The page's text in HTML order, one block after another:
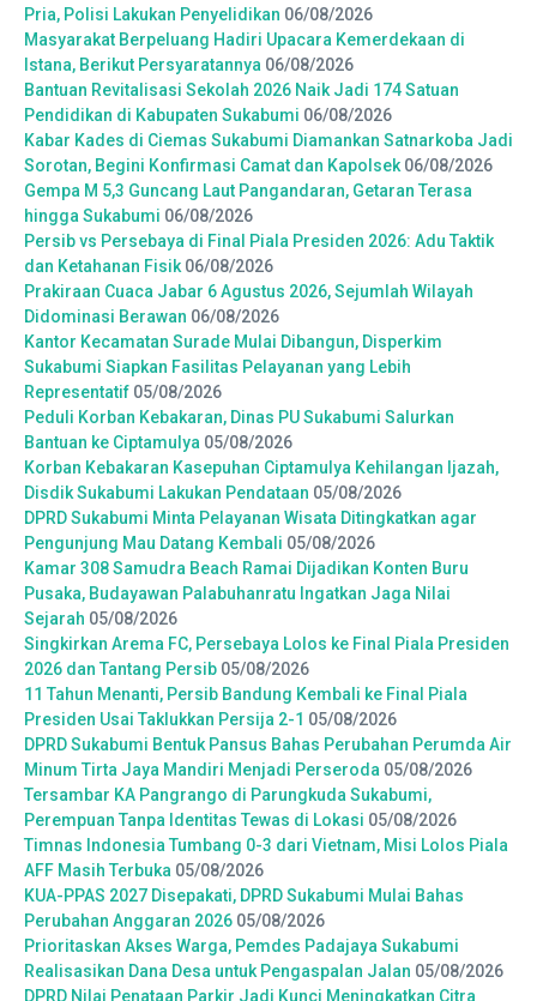
Pria, Polisi Lakukan Penyelidikan 06/08/2026
Masyarakat Berpeluang Hadiri Upacara Kemerdekaan di
Istana, Berikut Persyaratannya 06/08/2026
Bantuan Revitalisasi Sekolah 2026 Naik Jadi 174 Satuan
Pendidikan di Kabupaten Sukabumi 06/08/2026
Kabar Kades di Ciemas Sukabumi Diamankan Satnarkoba Jadi
Sorotan, Begini Konfirmasi Camat dan Kapolsek 06/08/2026
Gempa M 5,3 Guncang Laut Pangandaran, Getaran Terasa
hingga Sukabumi 06/08/2026
Persib vs Persebaya di Final Piala Presiden 2026: Adu Taktik
dan Ketahanan Fisik 06/08/2026
Prakiraan Cuaca Jabar 6 Agustus 2026, Sejumlah Wilayah
Didominasi Berawan 06/08/2026
Kantor Kecamatan Surade Mulai Dibangun, Disperkim
Sukabumi Siapkan Fasilitas Pelayanan yang Lebih
Representatif 05/08/2026
Peduli Korban Kebakaran, Dinas PU Sukabumi Salurkan
Bantuan ke Ciptamulya 05/08/2026
Korban Kebakaran Kasepuhan Ciptamulya Kehilangan Ijazah,
Disdik Sukabumi Lakukan Pendataan 05/08/2026
DPRD Sukabumi Minta Pelayanan Wisata Ditingkatkan agar
Pengunjung Mau Datang Kembali 05/08/2026
Kamar 308 Samudra Beach Ramai Dijadikan Konten Buru
Pusaka, Budayawan Palabuhanratu Ingatkan Jaga Nilai
Sejarah 05/08/2026
Singkirkan Arema FC, Persebaya Lolos ke Final Piala Presiden
2026 dan Tantang Persib 05/08/2026
11 Tahun Menanti, Persib Bandung Kembali ke Final Piala
Presiden Usai Taklukkan Persija 2-1 05/08/2026
DPRD Sukabumi Bentuk Pansus Bahas Perubahan Perumda Air
Minum Tirta Jaya Mandiri Menjadi Perseroda 05/08/2026
Tersambar KA Pangrango di Parungkuda Sukabumi,
Perempuan Tanpa Identitas Tewas di Lokasi 05/08/2026
Timnas Indonesia Tumbang 0-3 dari Vietnam, Misi Lolos Piala
AFF Masih Terbuka 05/08/2026
KUA-PPAS 2027 Disepakati, DPRD Sukabumi Mulai Bahas
Perubahan Anggaran 2026 05/08/2026
Prioritaskan Akses Warga, Pemdes Padajaya Sukabumi
Realisasikan Dana Desa untuk Pengaspalan Jalan 05/08/2026
DPRD Nilai Penataan Parkir Jadi Kunci Meningkatkan Citra